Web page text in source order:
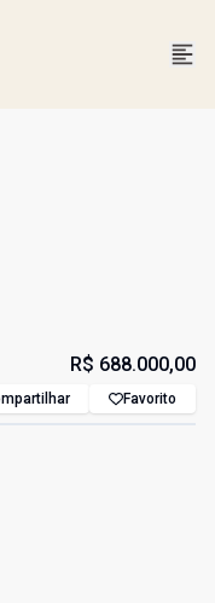
R$ 688.000,00
Favorito